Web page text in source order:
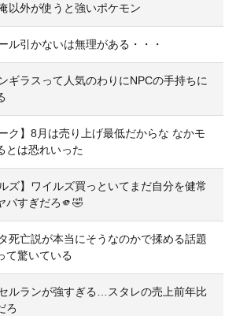
以外が使うと強いポケモン
ル引かないは無理がある・・・
ギラスって人気のわりにNPCの手持ちに
ク】8月は売り上げ最低だからな なかモ
とは恐れいった
ズ】ワイルズ買っといてまだ自分を健常
バすぎだろ🫵🤣
死亡説が本当にそうなのかで揉める話題
て驚いている
ルランが強すぎる…スタレの売上前年比
ろ